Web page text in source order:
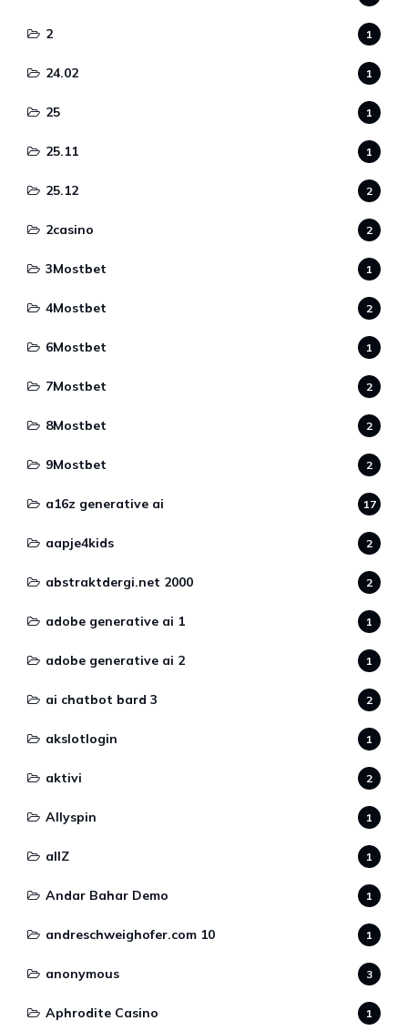
2 1
24.02 1
25 1
25.11 1
25.12 2
2casino 2
3Mostbet 1
4Mostbet 2
6Mostbet 1
7Mostbet 2
8Mostbet 2
9Mostbet 2
a16z generative ai 17
aapje4kids 2
abstraktdergi.net 2000 2
adobe generative ai 1 1
adobe generative ai 2 1
ai chatbot bard 3 2
akslotlogin 1
aktivi 2
Allyspin 1
allZ 1
Andar Bahar Demo 1
andreschweighofer.com 10 1
anonymous 3
Aphrodite Casino 1